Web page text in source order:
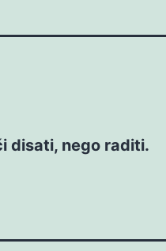
disati, nego raditi.